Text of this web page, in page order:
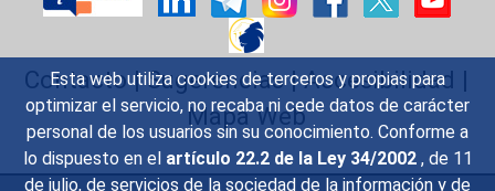
Esta web utiliza cookies de terceros y propias para
optimizar el servicio, no recaba ni cede datos de carácter
personal de los usuarios sin su conocimiento. Conforme a
lo dispuesto en el artículo 22.2 de la Ley 34/2002 , de 11
de julio, de servicios de la sociedad de la información y de
Contacto|Sugerencias|Accesibilidad |
Mapa Web